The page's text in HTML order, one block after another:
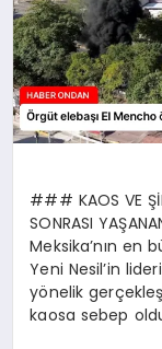
### KAOS VE
SONRASI
Meksika’nın en
Yeni Nesil’in
yönelik
kaosa sebep